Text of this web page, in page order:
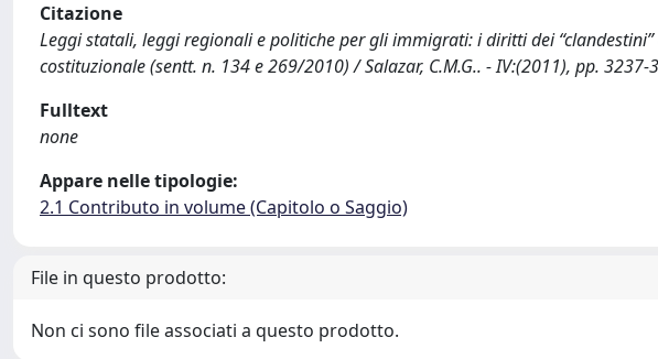
Citazione
Leggi statali, leggi regionali e politiche per gli immigrati: i diritti dei
costituzionale (sentt. n. 134 e 269/2010) / Salazar, C.M.G.. - IV:(2011), pp. 3237-
Fulltext
none
Appare nelle tipologie:
2.1 Contributo in volume (Capitolo o Saggio)
File in questo prodotto:
Non ci sono file associati a questo prodotto.